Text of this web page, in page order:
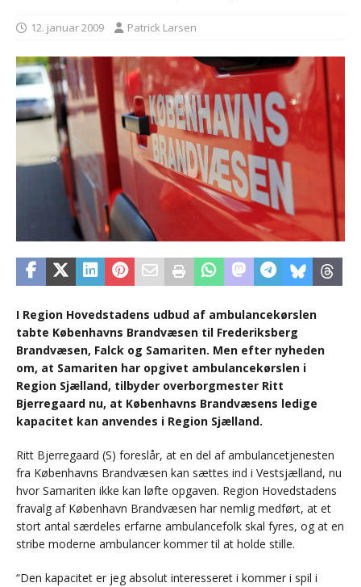
12. januar 2009 Patrick Larsen
I Region Hovedstadens udbud af ambulancekørslen
tabte Københavns Brandvæsen til Frederiksberg
Brandvæsen, Falck og Samariten. Men efter nyheden
om, at Samariten har opgivet ambulancekørslen i
Region Sjælland, tilbyder overborgmester Ritt
Bjerregaard nu, at Københavns Brandvæsens ledige
kapacitet kan anvendes i Region Sjælland.
Ritt Bjerregaard (S) foreslår, at en del af ambulancetjenesten
fra Københavns Brandvæsen kan sættes ind i Vestsjælland, nu
hvor Samariten ikke kan løfte opgaven. Region Hovedstadens
fravalg af København Brandvæsen har nemlig medført, at et
stort antal særdeles erfarne ambulancefolk skal fyres, og at en
stribe moderne ambulancer kommer til at holde stille.
“Den kapacitet er jeg absolut interesseret i kommer i spil i